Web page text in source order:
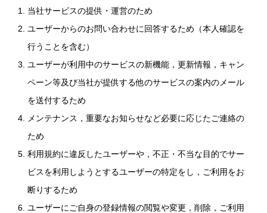
当社サービスの提供・運営のため
ユーザーからのお問い合わせに回答するため（本人確認を
行うことを含む）
ユーザーが利用中のサービスの新機能，更新情報，キャン
ペーン等及び当社が提供する他のサービスの案内のメール
を送付するため
メンテナンス，重要なお知らせなど必要に応じたご連絡の
ため
利用規約に違反したユーザーや，不正・不当な目的でサー
ビスを利用しようとするユーザーの特定をし，ご利用をお
断りするため
ユーザーにご自身の登録情報の閲覧や変更，削除，ご利用